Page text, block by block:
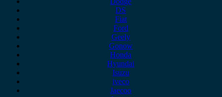
DS
Fiat
Ford
Geely
Gonow
Honda
Hyundai
Isuzu
iveco
Jaecoo